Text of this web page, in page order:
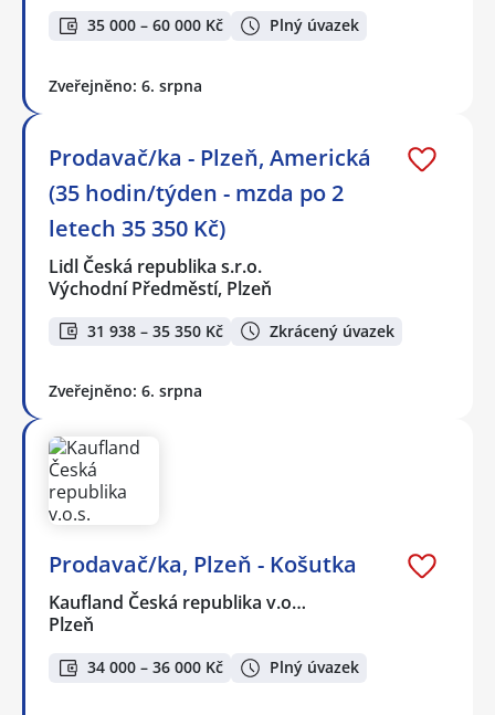
35 000 – 60 000 Kč Plný úvazek
Zveřejněno: 6. srpna
Prodavač/ka - Plzeň, Americká
(35 hodin/týden - mzda po 2
letech 35 350 Kč)
Lidl Česká republika s.r.o.
Východní Předměstí, Plzeň
31 938 – 35 350 Kč Zkrácený úvazek
Zveřejněno: 6. srpna
Prodavač/ka, Plzeň - Košutka
Kaufland Česká republika v.o…
Plzeň
34 000 – 36 000 Kč Plný úvazek